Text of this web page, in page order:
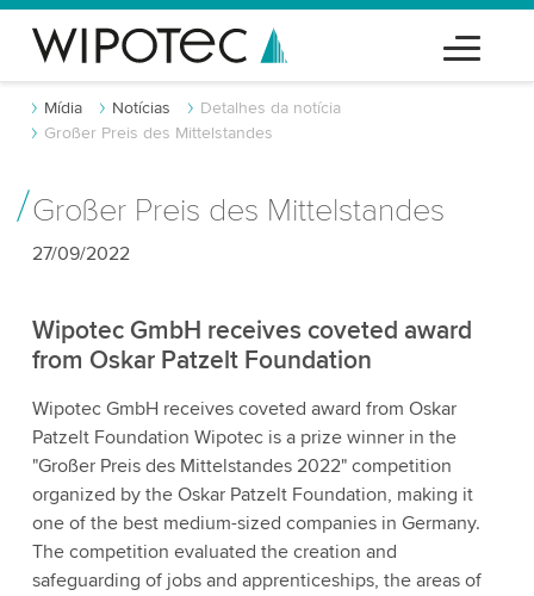
Mídia Notícias
Detalhes da notícia
Großer Preis des Mittelstandes
Großer Preis des Mittelstandes
27/09/2022
Wipotec GmbH receives coveted award
from Oskar Patzelt Foundation
Wipotec GmbH receives coveted award from Oskar
Patzelt Foundation Wipotec is a prize winner in the
"Großer Preis des Mittelstandes 2022" competition
organized by the Oskar Patzelt Foundation, making it
one of the best medium-sized companies in Germany.
The competition evaluated the creation and
safeguarding of jobs and apprenticeships, the areas of